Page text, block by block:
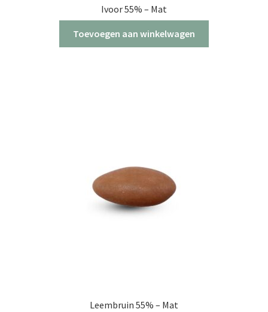
Ivoor 55% – Mat
Toevoegen aan winkelwagen
Leembruin 55% – Mat